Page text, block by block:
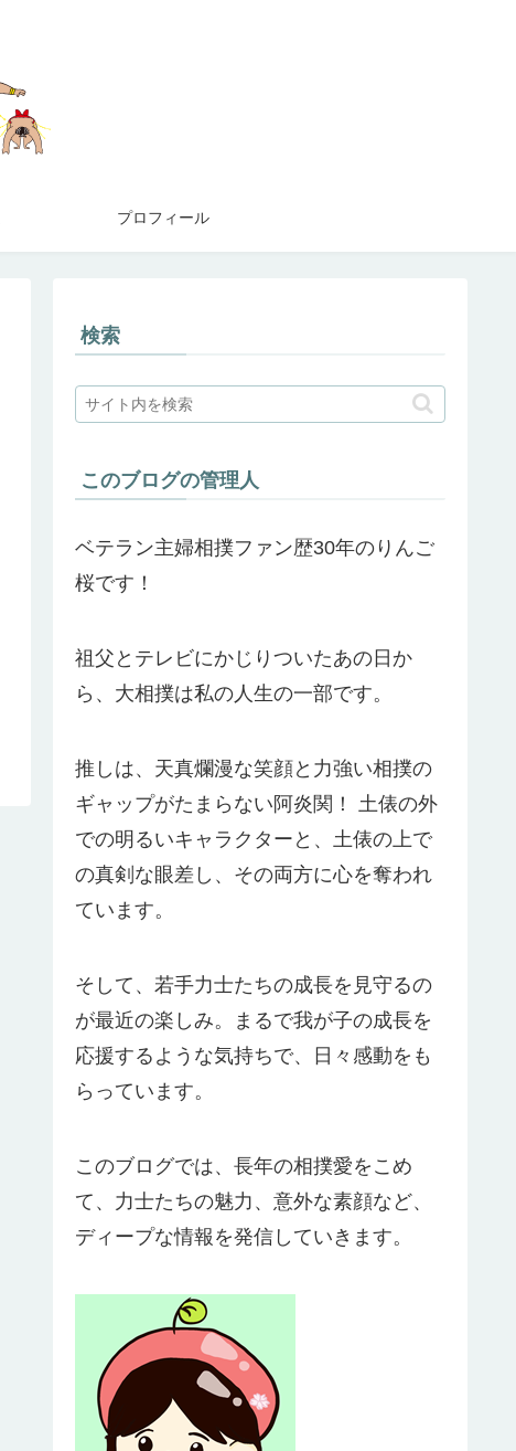
プロフィール
検索
このブログの管理人
ベテラン主婦相撲ファン歴30年のりんご
桜です！
祖父とテレビにかじりついたあの日か
ら、大相撲は私の人生の一部です。
推しは、天真爛漫な笑顔と力強い相撲の
ギャップがたまらない阿炎関！ 土俵の外
での明るいキャラクターと、土俵の上で
の真剣な眼差し、その両方に心を奪われ
ています。
そして、若手力士たちの成長を見守るの
が最近の楽しみ。まるで我が子の成長を
応援するような気持ちで、日々感動をも
らっています。
このブログでは、長年の相撲愛をこめ
て、力士たちの魅力、意外な素顔など、
ディープな情報を発信していきます。